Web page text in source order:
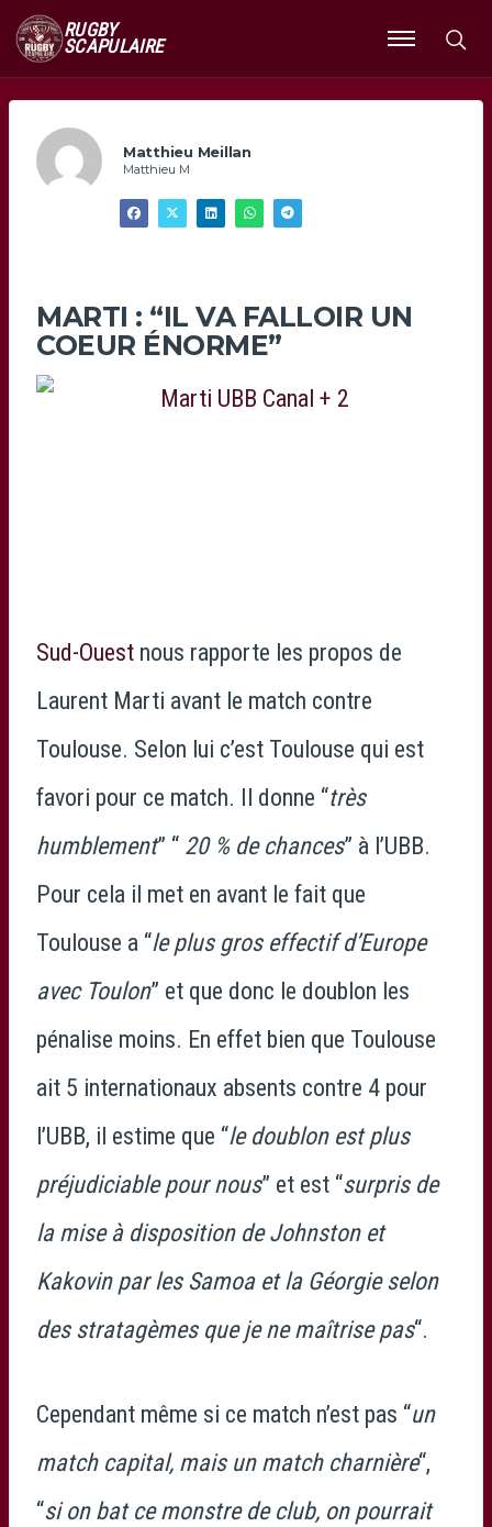
RUGBY
SCAPULAIRE
Ouvrir
le
Matthieu Meillan
Matthieu M
MARTI : “IL VA FALLOIR UN
COEUR ÉNORME”
Sud-Ouest nous rapporte les propos de
Laurent Marti avant le match contre
Toulouse. Selon lui c’est Toulouse qui est
favori pour ce match. Il donne “très
humblement” “ 20 % de chances” à l’UBB.
Pour cela il met en avant le fait que
Toulouse a “le plus gros effectif d’Europe
avec Toulon” et que donc le doublon les
pénalise moins. En effet bien que Toulouse
ait 5 internationaux absents contre 4 pour
l’UBB, il estime que “le doublon est plus
préjudiciable pour nous” et est “surpris de
la mise à disposition de Johnston et
Kakovin par les Samoa et la Géorgie selon
des stratagèmes que je ne maîtrise pas“.
Cependant même si ce match n’est pas “un
match capital, mais un match charnière“,
“si on bat ce monstre de club, on pourrait